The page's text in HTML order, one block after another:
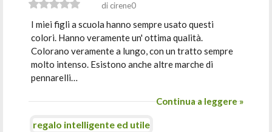
di cirene0
I miei figli a scuola hanno sempre usato questi
colori. Hanno veramente un' ottima qualità.
Colorano veramente a lungo, con un tratto sempre
molto intenso. Esistono anche altre marche di
pennarelli…
Continua a leggere »
regalo intelligente ed utile